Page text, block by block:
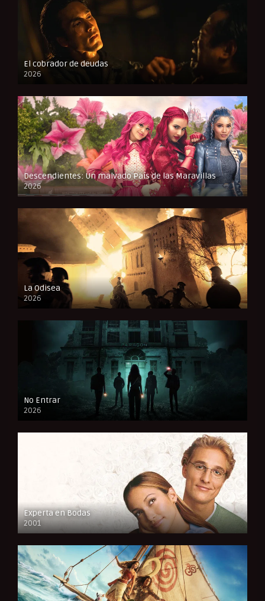
El cobrador de deudas
2026
FULL HD
Descendientes: Un malvado País de las Maravillas
2026
FULL HD
La Odisea
2026
CAM
No Entrar
2026
FULL HD
Experta en Bodas
2001
FULL HD